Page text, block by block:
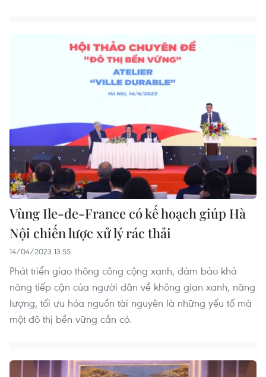
Vùng Ile-de-France có kế hoạch giúp Hà
Nội chiến lược xử lý rác thải
14/04/2023 13:55
Phát triển giao thông công cộng xanh, đảm bảo khả
năng tiếp cận của người dân về không gian xanh, năng
lượng, tối ưu hóa nguồn tài nguyên là những yếu tố mà
một đô thị bền vững cần có.